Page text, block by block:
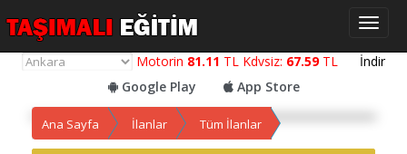
Motorin 81.11 TL Kdvsiz: 67.59TL İndir
Google Play
App Store
Ana Sayfa İlanlar Tüm İlanlar